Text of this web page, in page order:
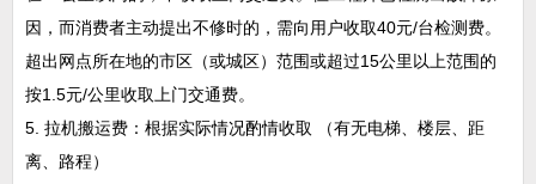
因，而消费者主动提出不修时的，需向用户收取40元/台检测费。
超出网点所在地的市区（或城区）范围或超过15公里以上范围的
按1.5元/公里收取上门交通费。
5. 拉机搬运费：根据实际情况酌情收取 （有无电梯、楼层、距
离、路程）